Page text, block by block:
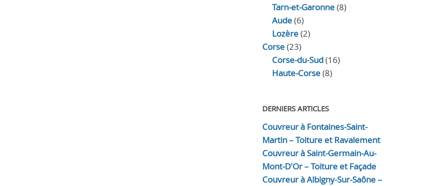
Tarn-et-Garonne(8)
Aude(6)
Lozère(2)
Corse(23)
Corse-du-Sud(16)
Haute-Corse(8)
DERNIERS ARTICLES
Couvreur à Fontaines-Saint-
Martin – Toiture et Ravalement
Couvreur à Saint-Germain-Au-
Mont-D'Or – Toiture et Façade
Couvreur à Albigny-Sur-Saône –